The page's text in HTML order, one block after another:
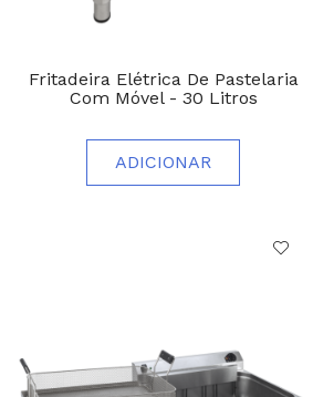
Fritadeira Elétrica De Pastelaria
Com Móvel - 30 Litros
ADICIONAR